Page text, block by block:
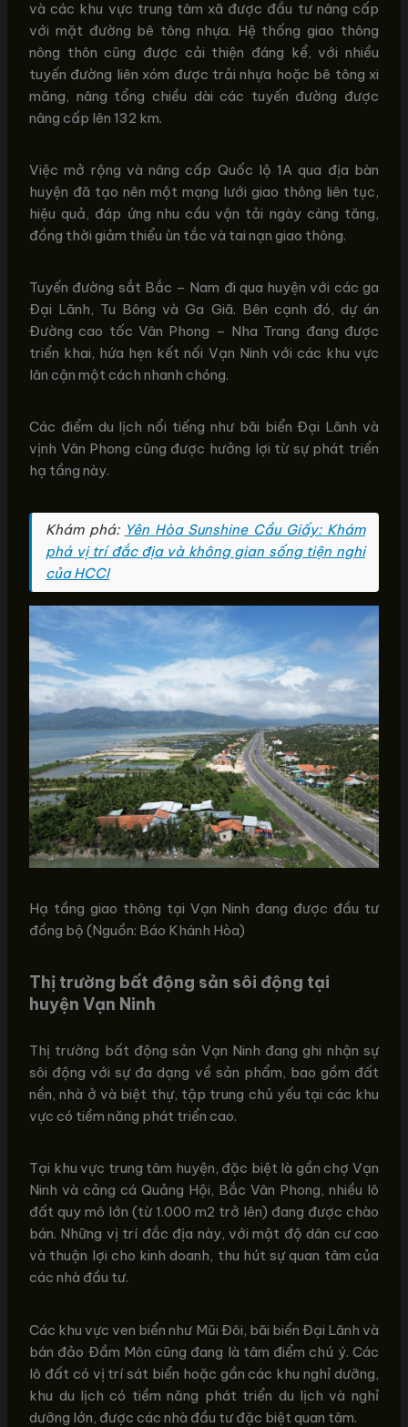
và các khu vực trung tâm xã được đầu tư nâng cấp
với mặt đường bê tông nhựa. Hệ thống giao thông
nông thôn cũng được cải thiện đáng kể, với nhiều
tuyến đường liên xóm được trải nhựa hoặc bê tông xi
măng, nâng tổng chiều dài các tuyến đường được
nâng cấp lên 132 km.
Việc mở rộng và nâng cấp Quốc lộ 1A qua địa bàn
huyện đã tạo nên một mạng lưới giao thông liên tục,
hiệu quả, đáp ứng nhu cầu vận tải ngày càng tăng,
đồng thời giảm thiểu ùn tắc và tai nạn giao thông.
Tuyến đường sắt Bắc – Nam đi qua huyện với các ga
Đại Lãnh, Tu Bông và Ga Giã. Bên cạnh đó, dự án
Đường cao tốc Vân Phong – Nha Trang đang được
triển khai, hứa hẹn kết nối Vạn Ninh với các khu vực
lân cận một cách nhanh chóng.
Các điểm du lịch nổi tiếng như bãi biển Đại Lãnh và
vịnh Vân Phong cũng được hưởng lợi từ sự phát triển
hạ tầng này.
Khám phá: Yên Hòa Sunshine Cầu Giấy: Khám
phá vị trí đắc địa và không gian sống tiện nghi
của HCCI
Hạ tầng giao thông tại Vạn Ninh đang được đầu tư
đồng bộ (Nguồn: Báo Khánh Hòa)
Thị trường bất động sản sôi động tại
huyện Vạn Ninh
Thị trường bất động sản Vạn Ninh đang ghi nhận sự
sôi động với sự đa dạng về sản phẩm, bao gồm đất
nền, nhà ở và biệt thự, tập trung chủ yếu tại các khu
vực có tiềm năng phát triển cao.
Tại khu vực trung tâm huyện, đặc biệt là gần chợ Vạn
Ninh và cảng cá Quảng Hội, Bắc Vân Phong, nhiều lô
đất quy mô lớn (từ 1.000 m2 trở lên) đang được chào
bán. Những vị trí đắc địa này, với mật độ dân cư cao
và thuận lợi cho kinh doanh, thu hút sự quan tâm của
các nhà đầu tư.
Các khu vực ven biển như Mũi Đôi, bãi biển Đại Lãnh và
bán đảo Đầm Môn cũng đang là tâm điểm chú ý. Các
lô đất có vị trí sát biển hoặc gần các khu nghỉ dưỡng,
khu du lịch có tiềm năng phát triển du lịch và nghỉ
dưỡng lớn, được các nhà đầu tư đặc biệt quan tâm.